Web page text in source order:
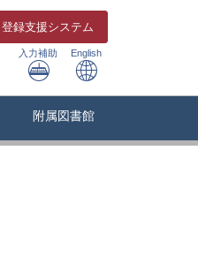
登録支援システム
入力補助 English
附属図書館